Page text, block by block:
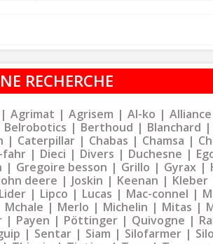
RECHERCHE
Agrimat Agrisem Al-ko Alliance
Belrobotics Berthoud Blanchard
Caterpillar Chabas Chamsa
fahr Dieci Divers Duchesne
Gregoire besson Grillo Gyrax
deere Joskin Keenan Kleber
Lider Lipco Lucas Mac-connel
Mchale Merlo Michelin Mitas
Payen Pöttinger Quivogne
Sentar Siam Silofarmer